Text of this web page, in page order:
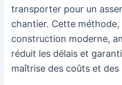
transporter pour un
chantier. Cette méthode,
construction moderne,
réduit les délais et
maîtrise des coûts et des